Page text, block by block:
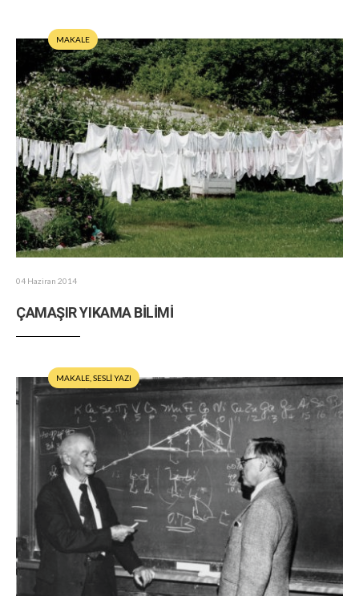
MAKALE
04 Haziran 2014
ÇAMAŞIR YIKAMA BİLİMİ
MAKALE SESLİ YAZI